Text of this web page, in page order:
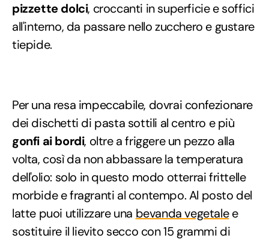
pizzette dolci, croccanti in superficie e soffici
all'interno, da passare nello zucchero e gustare
tiepide.
Per una resa impeccabile, dovrai confezionare
dei dischetti di pasta sottili al centro e più
gonfi ai bordi, oltre a friggere un pezzo alla
volta, così da non abbassare la temperatura
dell'olio: solo in questo modo otterrai frittelle
morbide e fragranti al contempo. Al posto del
latte puoi utilizzare una bevanda vegetalee
sostituire il lievito secco con 15 grammi di